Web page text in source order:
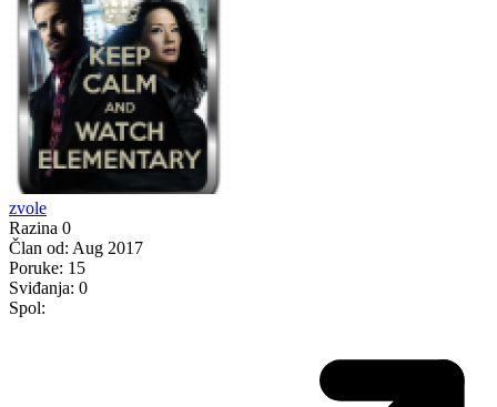
zvole
Razina 0
Član od: Aug 2017
Poruke: 15
Sviđanja: 0
Spol: